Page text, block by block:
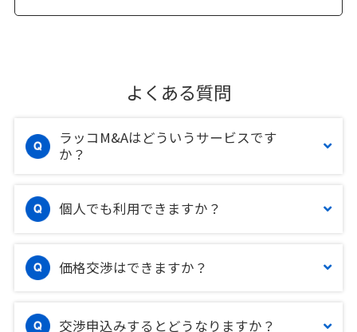
よくある質問
ラッコM&Aはどういうサービスです
か？
個人でも利用できますか？
価格交渉はできますか？
交渉申込みするとどうなりますか？